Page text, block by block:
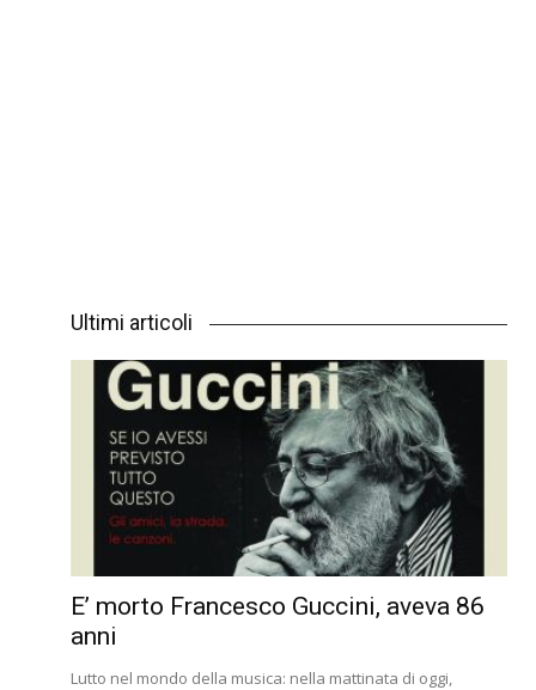
Ultimi articoli
E’ morto Francesco Guccini, aveva 86
anni
Lutto nel mondo della musica: nella mattinata di oggi,